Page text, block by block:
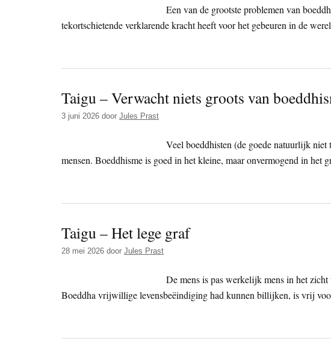
Een van de grootste problemen van
tekortschietende verklarende kracht heeft voor het gebeuren in de
Taigu – Verwacht niets groots van
3 juni 2026 door Jules Prast
Veel boeddhisten (de goede natuurlijk niet
mensen. Boeddhisme is goed in het kleine, maar onvermogend in het
Taigu – Het lege graf
28 mei 2026 door Jules Prast
De mens is pas werkelijk mens in het
Boeddha vrijwillige levensbeëindiging had kunnen billijken, is vrij